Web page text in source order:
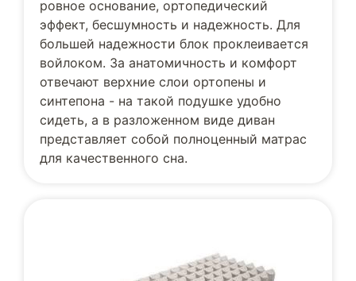
ровное основание, ортопедический
эффект, бесшумность и надежность. Для
большей надежности блок проклеивается
войлоком. За анатомичность и комфорт
отвечают верхние слои ортопены и
синтепона - на такой подушке удобно
сидеть, а в разложенном виде диван
представляет собой полноценный матрас
для качественного сна.